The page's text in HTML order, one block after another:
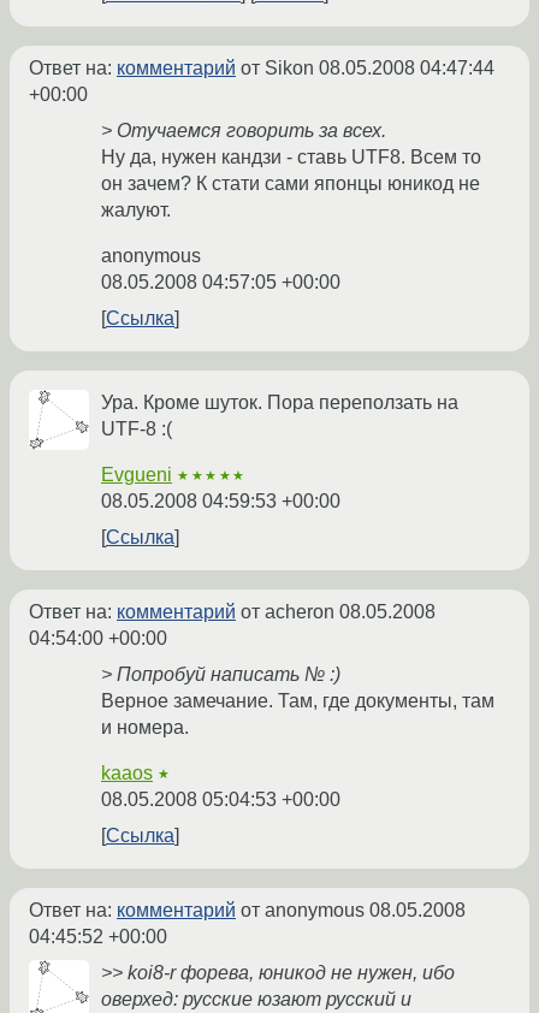
Ответ на: комментарий от Sikon 08.05.2008 04:47:44
+00:00
> Отучаемся говорить за всех.
Ну да, нужен кандзи - ставь UTF8. Всем то
он зачем? К стати сами японцы юникод не
жалуют.
anonymous
08.05.2008 04:57:05 +00:00
Ссылка
Ура. Кроме шуток. Пора переползать на
UTF-8 :(
Evgueni ★★★★★
08.05.2008 04:59:53 +00:00
Ссылка
Ответ на: комментарий от acheron 08.05.2008
04:54:00 +00:00
> Попробуй написать № :)
Верное замечание. Там, где документы, там
и номера.
kaaos ★
08.05.2008 05:04:53 +00:00
Ссылка
Ответ на: комментарий от anonymous 08.05.2008
04:45:52 +00:00
>> koi8-r форева, юникод не нужен, ибо
оверхед: русские юзают русский и